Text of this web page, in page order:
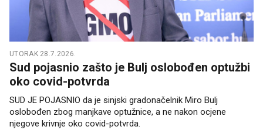
UTORAK 28.7.2026.
Sud pojasnio zašto je Bulj oslobođen optužbi
oko covid-potvrda
SUD JE POJASNIO da je sinjski gradonačelnik Miro Bulj
oslobođen zbog manjkave optužnice, a ne nakon ocjene
njegove krivnje oko covid-potvrda.